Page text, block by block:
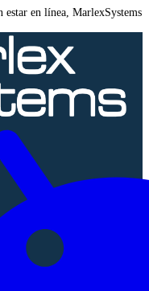
estar en línea, MarlexSystems